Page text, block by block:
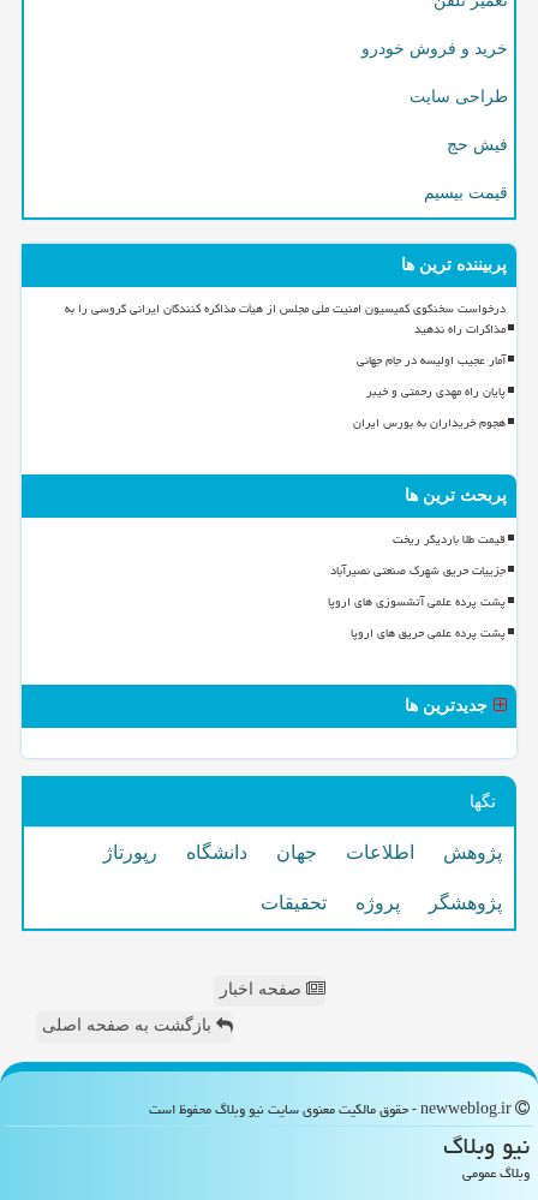
خرید و فروش خودرو
طراحی سایت
فیش حج
قیمت بیسیم
پربیننده ترین ها
درخواست سخنگوی کمیسیون امنیت ملی مجلس از هیأت مذاکره کنندگان ایرانی گروسی را به
مذاکرات راه ندهید
آمار عجیب اولیسه در جام جهانی
پایان راه مهدی رحمتی و خیبر
هجوم خریداران به بورس ایران
پربحث ترین ها
قیمت طلا باردیگر ریخت
جزییات حریق شهرک صنعتی نصیرآباد
پشت پرده علمی آتشسوزی های اروپا
پشت پرده علمی حریق های اروپا
جدیدترین ها
تگها
پژوهش اطلاعات جهان دانشگاه رپورتاژ
پژوهشگر پروژه تحقیقات
صفحه اخبار
بازگشت به صفحه اصلی
نیو وبلاگ
وبلاگ عمومی